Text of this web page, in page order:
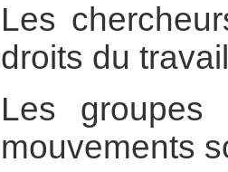
Les
droits du
Les
mouvements